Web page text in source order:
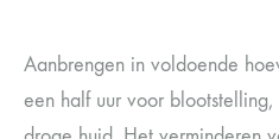
Aanbrengen in voldoende
een half uur voor